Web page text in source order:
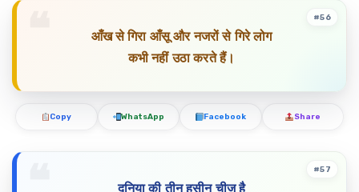
आँख से गिरा आँसू और नजरों से गिरे लोग
कभी नहीं उठा करते हैं।
#56
Copy WhatsApp Facebook Share
दुनिया की तीन हसीन चीज है
#57